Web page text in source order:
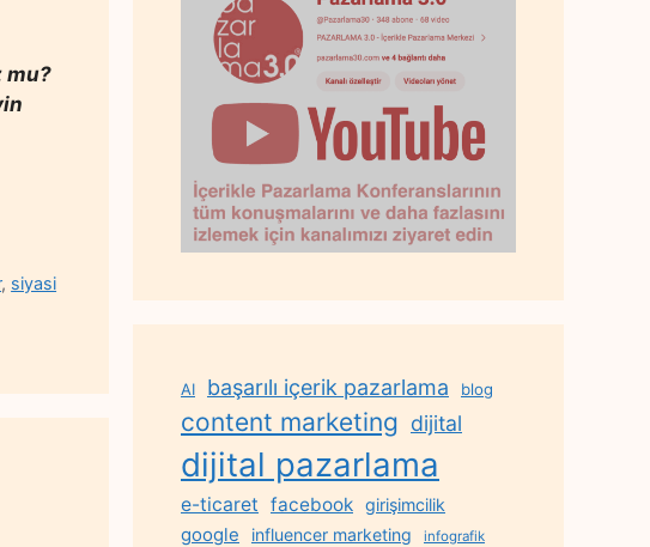
mu?
, siyasi
AI başarılı içerik pazarlama blog
content marketing dijital
dijital pazarlama
e-ticaret facebook girişimcilik
google influencer marketing infografik